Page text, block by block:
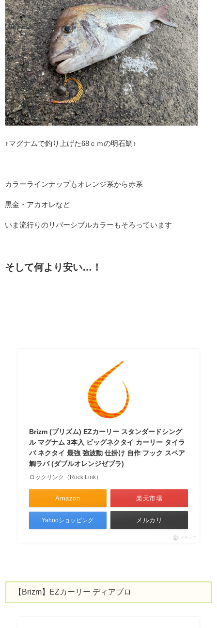
↑マグナムで釣り上げた68ｃｍの明石鯛↑
カラーラインナップもオレンジ系から赤系
黒金・アカオレなど
いま流行りのリバーシブルカラーもそろっています
そして何より安い…！
Brizm (ブリズム) EZカーリー スタンダードシング
ル マグナム 3本入 ビッグネクタイ カーリー タイラ
バ ネクタイ 最強 強波動 仕掛け 自作 フック スペア
鯛ラバ (ダブルオレンジゼブラ)
ロックリンク（Rock Link）
Amazon 楽天市場
Yahooショッピング メルカリ
ポチップ
【Brizm】EZカーリー ディアブロ